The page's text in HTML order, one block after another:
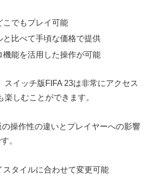
こでもプレイ可能
と比べて手頃な価格で提供
機能を活用した操作が可能
スイッチ版FIFA 23は非常にアクセス
楽しむことができます。
の操作性の違いとプレイヤーへの影響
。
スタイルに合わせて変更可能